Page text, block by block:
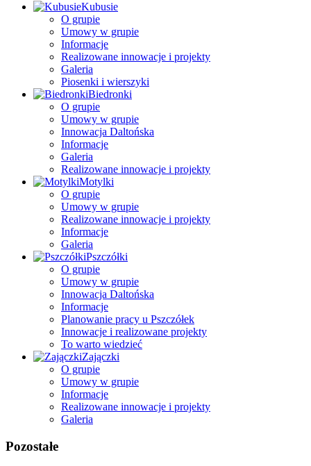
Kubusie
O grupie
Umowy w grupie
Informacje
Realizowane innowacje i projekty
Galeria
Piosenki i wierszyki
Biedronki
O grupie
Umowy w grupie
Innowacja Daltońska
Informacje
Galeria
Realizowane innowacje i projekty
Motylki
O grupie
Umowy w grupie
Realizowane innowacje i projekty
Informacje
Galeria
Pszczółki
O grupie
Umowy w grupie
Innowacja Daltońska
Informacje
Planowanie pracy u Pszczółek
Innowacje i realizowane projekty
To warto wiedzieć
Zajączki
O grupie
Umowy w grupie
Informacje
Realizowane innowacje i projekty
Galeria
Pozostałe